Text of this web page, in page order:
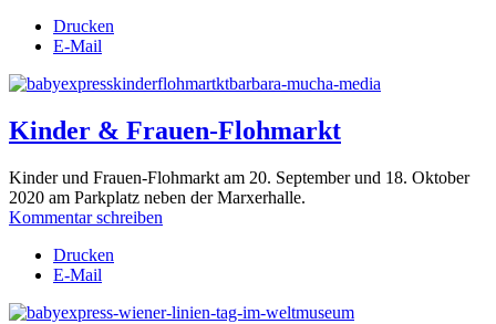
Drucken
E-Mail
Kinder & Frauen-Flohmarkt
Kinder und Frauen-Flohmarkt am 20. September und 18. Oktober
2020 am Parkplatz neben der Marxerhalle.
Kommentar schreiben
Drucken
E-Mail